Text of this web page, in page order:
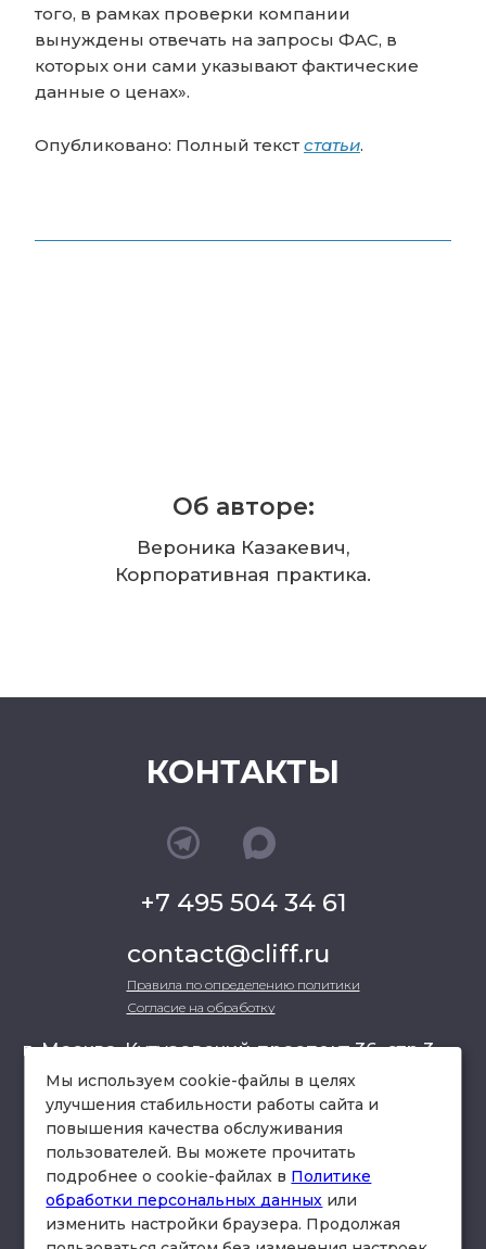
того, в рамках проверки компании
вынуждены отвечать на запросы ФАС, в
которых они сами указывают фактические
данные о ценах».
Опубликовано: Полный текст статьи.
Об авторе:
Вероника Казакевич,
Корпоративная практика.
КОНТАКТЫ
+7 495 504 34 61
contact@cliff.ru
Правила по определению политики
Согласие на обработку
г. Москва, Кутузовский проспект 36, стр.3 ,
офис 301
схема проезда
Мы используем cookie-файлы в целях
улучшения стабильности работы сайта и
повышения качества обслуживания
пользователей. Вы можете прочитать
подробнее о cookie-файлах в Политике
обработки персональных данных или
изменить настройки браузера. Продолжая